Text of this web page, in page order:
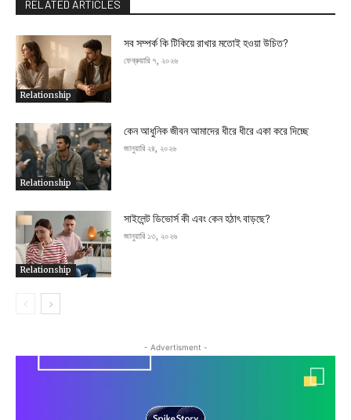
RELATED ARTICLES
Relationship
সব সম্পর্ক কি টিকিয়ে রাখার মতোই হওয়া উচিত?
ফেব্রুয়ারি ৭, ২০২৬
Relationship
কেন আধুনিক জীবন আমাদের ধীরে ধীরে একা করে দিচ্ছে
জানুয়ারি ২৪, ২০২৬
Relationship
সাইলেন্ট ডিভোর্স কী এবং কেন হঠাৎ বাড়ছে?
জানুয়ারি ১৩, ২০২৬
- Advertisment -